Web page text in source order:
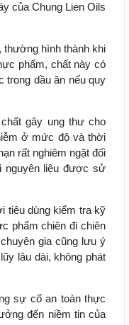
của Chung Lien Oils
thường hình thành khi
phẩm, chất này có
trong dầu ăn nếu quy
gây ung thư cho
ở mức độ và thời
rất nghiêm ngặt đối
nguyên liệu được sử
tiêu dùng kiểm tra kỹ
phẩm chiên đi chiên
gia cũng lưu ý
lâu dài, không phát
sự cố an toàn thực
đến niềm tin của
hiệu quả chính
không chỉ mang ý
trò tạo nền tảng cho
bền vững dài hạn.